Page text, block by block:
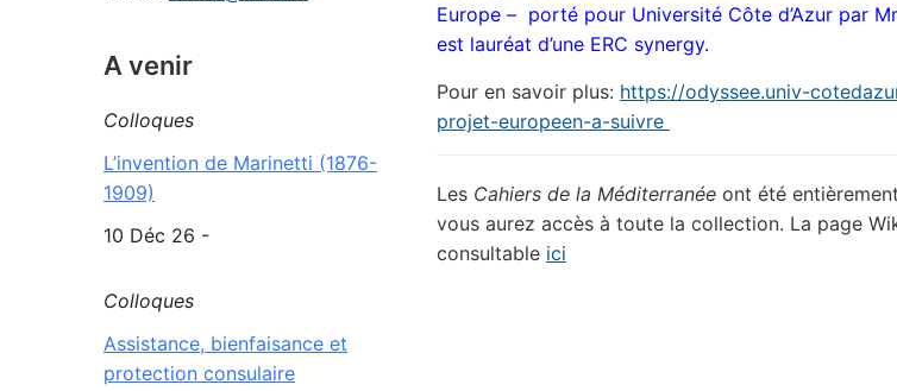
A venir
Colloques
L’invention de Marinetti (1876-
1909)
10 Déc 26 -
Colloques
Assistance, bienfaisance et
protection consulaire
Europe – porté pour Université Côte d’Azur par
est lauréat d’une ERC synergy.
Pour en savoir plus: https://odyssee.univ-
projet-europeen-a-suivre
Les Cahiers de la Méditerranée ont été
vous aurez accès à toute la collection. La page
consultable ici